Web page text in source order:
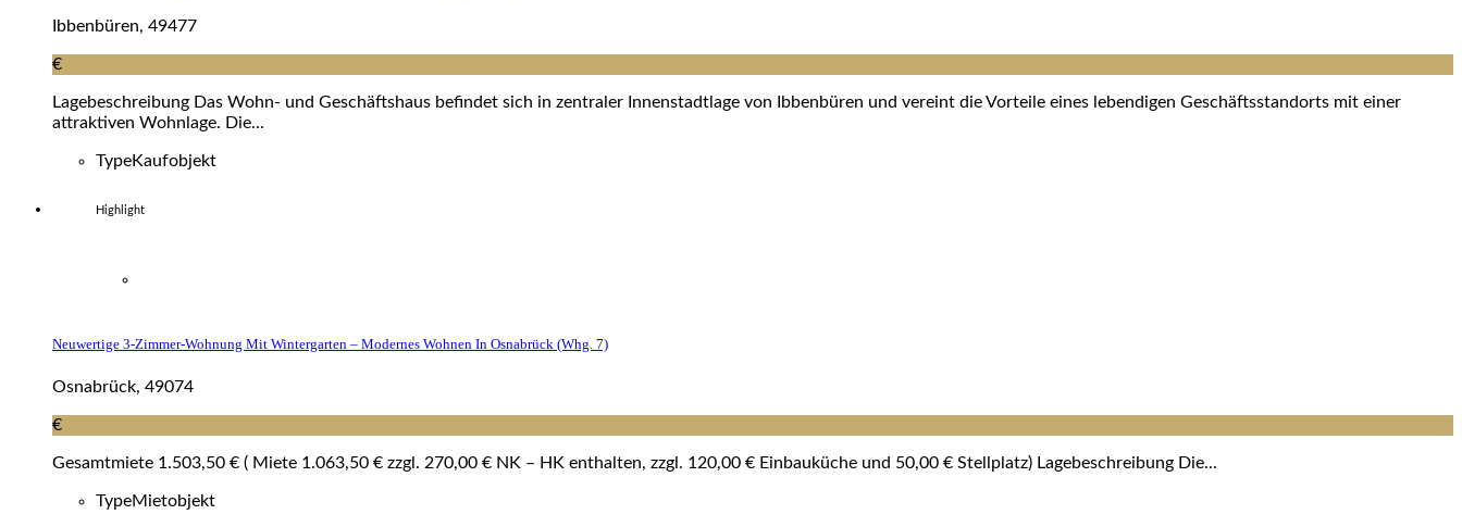
Ibbenbüren, 49477
€
Lagebeschreibung Das Wohn- und Geschäftshaus befindet sich in zentraler Innenstadtlage von Ibbenbüren und vereint die Vorteile eines lebendigen Geschäftsstandorts mit einer
attraktiven Wohnlage. Die...
TypeKaufobjekt
Highlight
Neuwertige 3-Zimmer-Wohnung Mit Wintergarten – Modernes Wohnen In Osnabrück (whg. 7)
Osnabrück, 49074
€
Gesamtmiete 1.503,50 € ( Miete 1.063,50 € zzgl. 270,00 € NK – HK enthalten, zzgl. 120,00 € Einbauküche und 50,00 € Stellplatz) Lagebeschreibung Die...
TypeMietobjekt